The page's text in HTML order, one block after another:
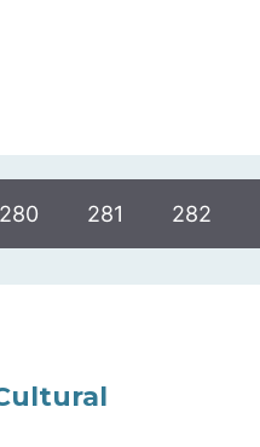
280 281 282